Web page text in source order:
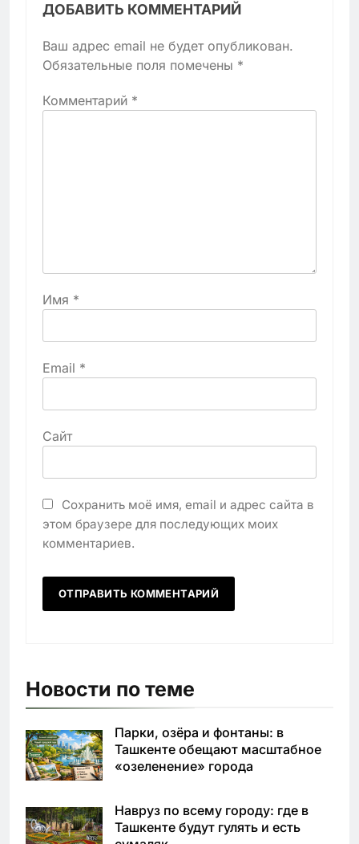
ДОБАВИТЬ КОММЕНТАРИЙ
Ваш адрес email не будет опубликован.
Обязательные поля помечены *
Комментарий *
Имя *
Email *
Сайт
Сохранить моё имя, email и адрес сайта в
этом браузере для последующих моих
комментариев.
Новости по теме
Парки, озёра и фонтаны: в
Ташкенте обещают масштабное
«озеленение» города
Навруз по всему городу: где в
Ташкенте будут гулять и есть